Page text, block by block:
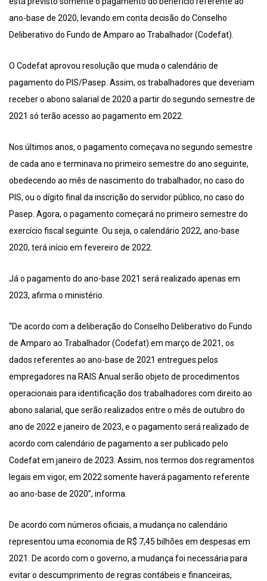
ano-base de 2020, levando em conta decisão do Conselho
Deliberativo do Fundo de Amparo ao Trabalhador (Codefat).
O Codefat aprovou resolução que muda o calendário de
pagamento do PIS/Pasep. Assim, os trabalhadores que deveriam
receber o abono salarial de 2020 a partir do segundo semestre de
2021 só terão acesso ao pagamento em 2022.
Nos últimos anos, o pagamento começava no segundo semestre
de cada ano e terminava no primeiro semestre do ano seguinte,
obedecendo ao mês de nascimento do trabalhador, no caso do
PIS, ou o dígito final da inscrição do servidor público, no caso do
Pasep. Agora, o pagamento começará no primeiro semestre do
exercício fiscal seguinte. Ou seja, o calendário 2022, ano-base
2020, terá início em fevereiro de 2022.
Já o pagamento do ano-base 2021 será realizado apenas em
2023, afirma o ministério.
“De acordo com a deliberação do Conselho Deliberativo do Fundo
de Amparo ao Trabalhador (Codefat) em março de 2021, os
dados referentes ao ano-base de 2021 entregues pelos
empregadores na RAIS Anual serão objeto de procedimentos
operacionais para identificação dos trabalhadores com direito ao
abono salarial, que serão realizados entre o mês de outubro do
ano de 2022 e janeiro de 2023, e o pagamento será realizado de
acordo com calendário de pagamento a ser publicado pelo
Codefat em janeiro de 2023. Assim, nos termos dos regramentos
legais em vigor, em 2022 somente haverá pagamento referente
ao ano-base de 2020”, informa.
De acordo com números oficiais, a mudança no calendário
representou uma economia de R$ 7,45 bilhões em despesas em
2021. De acordo com o governo, a mudança foi necessária para
evitar o descumprimento de regras contábeis e financeiras,